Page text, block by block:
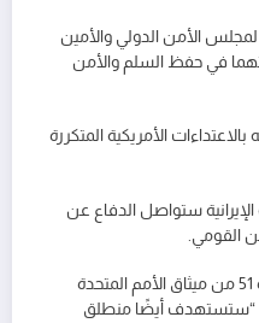
لمجلس الأمن الدولي والأمين
في حفظ السلم والأمن
الأمريكية المتكررة
ستواصل الدفاع عن
القومي.
مؤكدة أنها تستند في ذلك إلى المادة 51 من ميثاق الأمم المتحدة
“ستستهدف أيضًا منطلق